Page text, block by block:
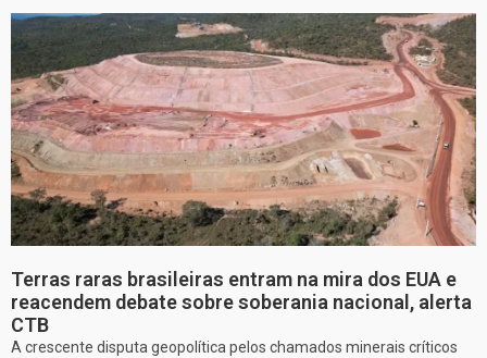
Terras raras brasileiras entram na mira dos EUA e
reacendem debate sobre soberania nacional, alerta
CTB
A crescente disputa geopolítica pelos chamados minerais críticos